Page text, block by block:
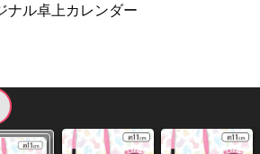
ナル卓上カレンダー